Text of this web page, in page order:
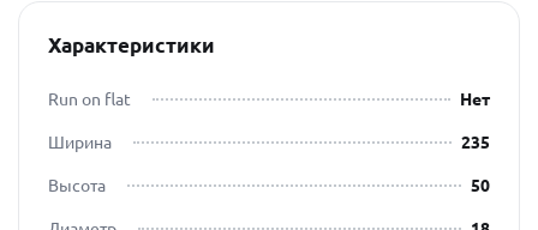
Характеристики
Run on flat
Нет
Ширина
235
Высота
50